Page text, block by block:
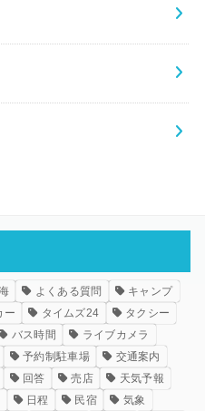
よくある質問
キャンプ
ー タイムズ24
タクシー
バス時間
ライブカメラ
予約制駐車場
交通案内
回答 売店
天気予報
日程 民宿 気象